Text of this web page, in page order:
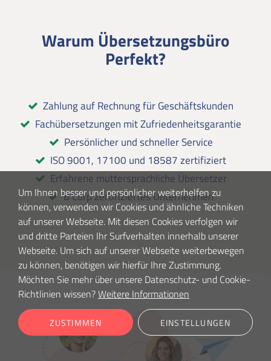
Warum Übersetzungsbüro
Perfekt?
Zahlung auf Rechnung für Geschäftskunden
Fachübersetzungen mit Zufriedenheitsgarantie
Persönlicher und schneller Service
ISO 9001, 17100 und 18587 zertifiziert
Erfahrene muttersprachliche Übersetzer
B Corp zertifiziertes Unternehmen
Um Ihnen besser und persönlicher weiterhelfen zu
können, verwenden wir Cookies und ähnliche Techniken
auf unserer Webseite. Mit diesen Cookies verfolgen wir
und dritte Parteien Ihr Surfverhalten innerhalb unserer
Webseite. Um sich auf unserer Webseite weiterbewegen
zu können, benötigen wir hierfür Ihre Zustimmung.
Möchten Sie mehr über unsere Datenschutz- und Cookie-
Richtlinien wissen?Weitere Informationen
ZUSTIMMEN EINSTELLUNGEN